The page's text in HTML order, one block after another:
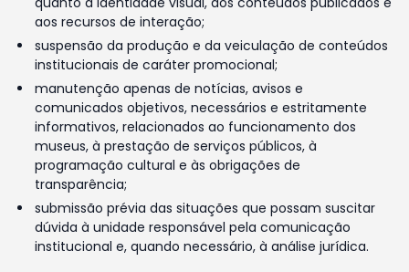
aos recursos de interação;
suspensão da produção e da veiculação de conteúdos
institucionais de caráter promocional;
manutenção apenas de notícias, avisos e
comunicados objetivos, necessários e estritamente
informativos, relacionados ao funcionamento dos
museus, à prestação de serviços públicos, à
programação cultural e às obrigações de
transparência;
submissão prévia das situações que possam suscitar
dúvida à unidade responsável pela comunicação
institucional e, quando necessário, à análise jurídica.